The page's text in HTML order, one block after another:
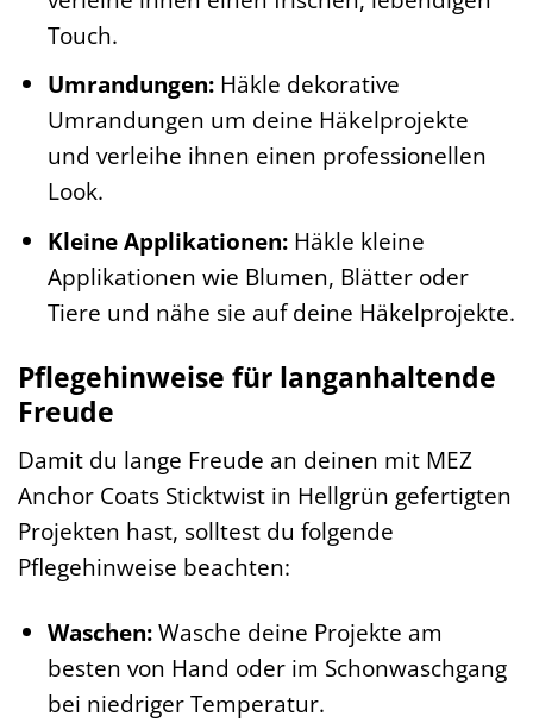
Touch.
Umrandungen:Häkle dekorative
Umrandungen um deine Häkelprojekte
und verleihe ihnen einen professionellen
Look.
Kleine Applikationen:Häkle kleine
Applikationen wie Blumen, Blätter oder
Tiere und nähe sie auf deine Häkelprojekte.
Pflegehinweise für langanhaltende
Freude
Damit du lange Freude an deinen mit MEZ
Anchor Coats Sticktwist in Hellgrün gefertigten
Projekten hast, solltest du folgende
Pflegehinweise beachten:
Waschen:Wasche deine Projekte am
besten von Hand oder im Schonwaschgang
bei niedriger Temperatur.